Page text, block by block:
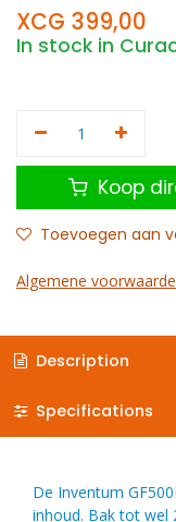
XCG 399,00
In stock in
Koop
Toevoegen aan
Algemene
Description
Specifications
De Inventum
inhoud. Bak tot wel